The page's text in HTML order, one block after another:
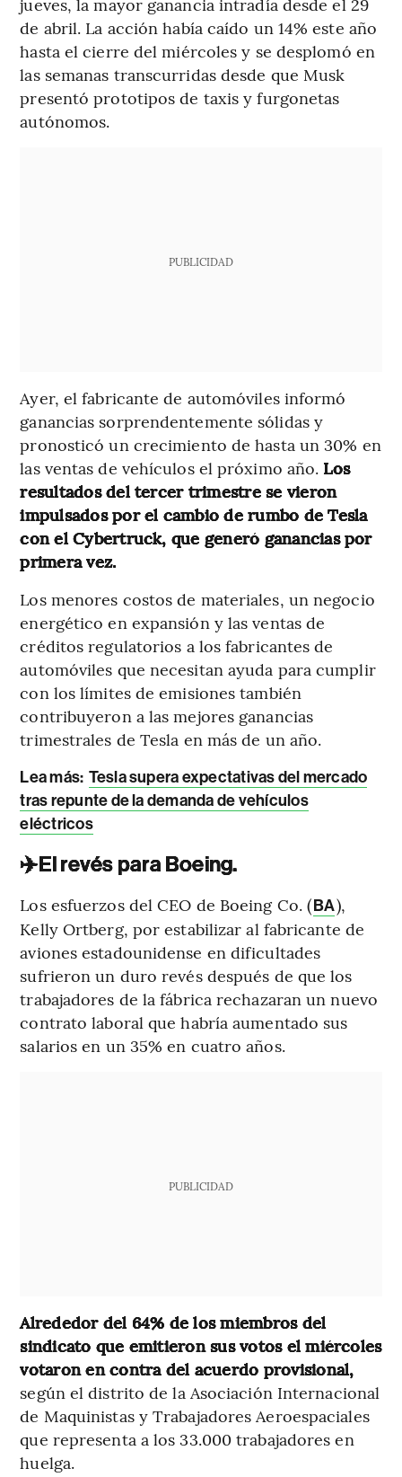
de abril. La acción había caído un 14% este año
hasta el cierre del miércoles y se desplomó en
las semanas transcurridas desde que Musk
presentó prototipos de taxis y furgonetas
autónomos.
PUBLICIDAD
Ayer, el fabricante de automóviles informó
ganancias sorprendentemente sólidas y
pronosticó un crecimiento de hasta un 30% en
las ventas de vehículos el próximo año. Los
resultados del tercer trimestre se vieron
impulsados por el cambio de rumbo de Tesla
con el Cybertruck, que generó ganancias por
primera vez.
Los menores costos de materiales, un negocio
energético en expansión y las ventas de
créditos regulatorios a los fabricantes de
automóviles que necesitan ayuda para cumplir
con los límites de emisiones también
contribuyeron a las mejores ganancias
trimestrales de Tesla en más de un año.
Lea más: Tesla supera expectativas del mercado
tras repunte de la demanda de vehículos
eléctricos
✈️El revés para Boeing.
Los esfuerzos del CEO de Boeing Co. (BA),
Kelly Ortberg, por estabilizar al fabricante de
aviones estadounidense en dificultades
sufrieron un duro revés después de que los
trabajadores de la fábrica rechazaran un nuevo
contrato laboral que habría aumentado sus
salarios en un 35% en cuatro años.
PUBLICIDAD
Alrededor del 64% de los miembros del
sindicato que emitieron sus votos el miércoles
votaron en contra del acuerdo provisional,
según el distrito de la Asociación Internacional
de Maquinistas y Trabajadores Aeroespaciales
que representa a los 33.000 trabajadores en
huelga.